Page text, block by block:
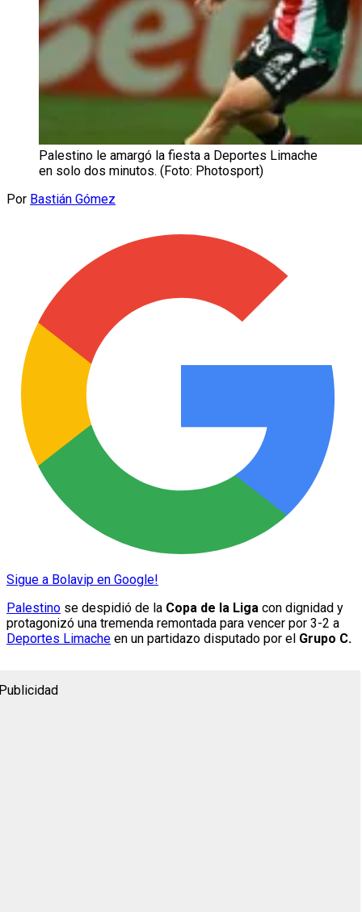
Palestino le amargó la fiesta a Deportes Limache
en solo dos minutos. (Foto: Photosport)
Por Bastián Gómez
Sigue a Bolavip en Google!
Palestino se despidió de la Copa de la Liga con dignidad y
protagonizó una tremenda remontada para vencer por 3-2 a
Deportes Limache en un partidazo disputado por el Grupo C.